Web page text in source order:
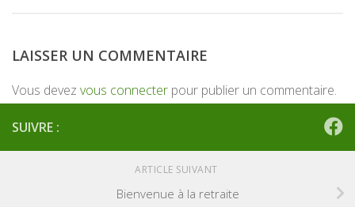
LAISSER UN COMMENTAIRE
Vous devez vous connecter pour publier un commentaire.
SUIVRE :
ARTICLE SUIVANT
Bienvenue à la retraite